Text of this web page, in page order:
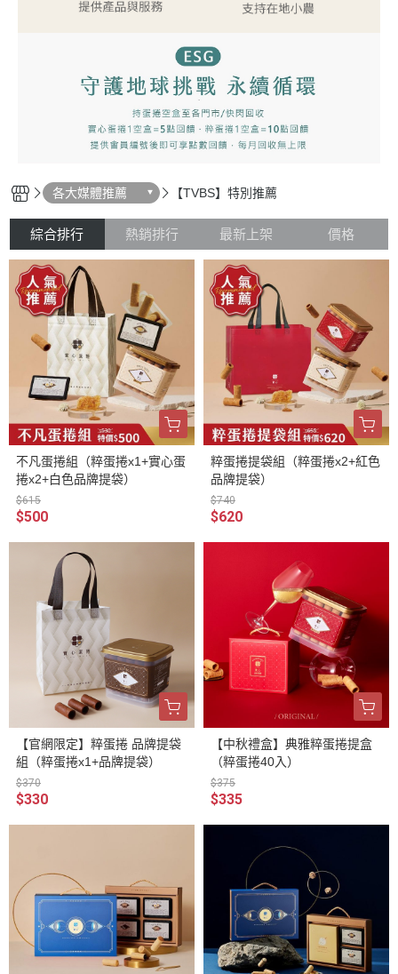
各大媒體推薦 【TVBS】特別推薦
綜合排行 熱銷排行 最新上架 價格
不凡蛋捲組（粹蛋捲x1+實心蛋
捲x2+白色品牌提袋）
$615
$500
粹蛋捲提袋組（粹蛋捲x2+紅色
品牌提袋）
$740
$620
【官網限定】粹蛋捲 品牌提袋
組（粹蛋捲x1+品牌提袋）
$370
$330
【中秋禮盒】典雅粹蛋捲提盒
（粹蛋捲40入）
$375
$335